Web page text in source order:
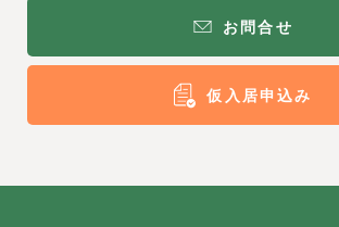
お問合せ
仮入居申込み